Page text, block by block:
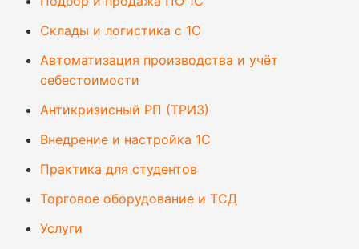
Склады и логистика с 1С
Автоматизация производства и учёт
себестоимости
Антикризисный РП (ТРИЗ)
Внедрение и настройка 1С
Практика для студентов
Торговое оборудование и ТСД
Услуги